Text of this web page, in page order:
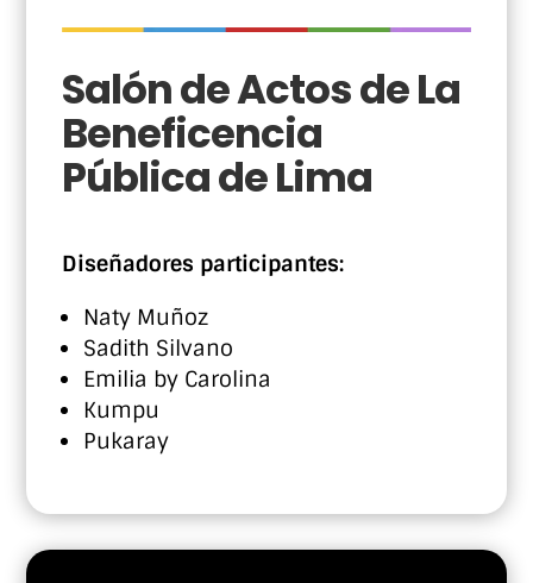
Salón de Actos de La
Beneficencia
Pública de Lima
Diseñadores participantes:
Naty Muñoz
Sadith Silvano
Emilia by Carolina
Kumpu
Pukaray